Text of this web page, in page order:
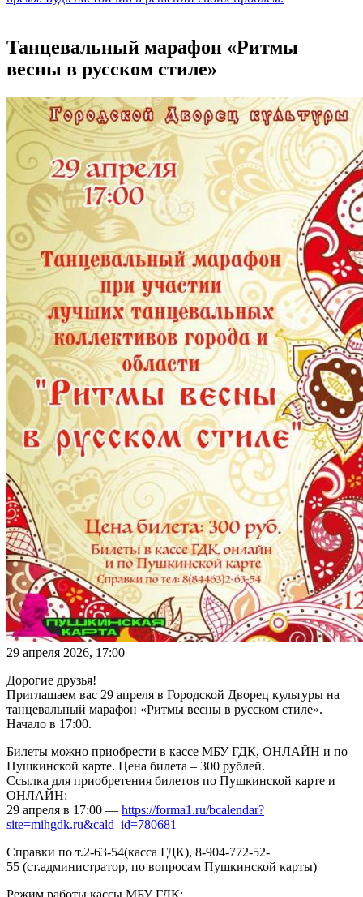
Танцевальный марафон «Ритмы
весны в русском стиле»
29 апреля 2026, 17:00
Дорогие друзья!
Приглашаем вас 29 апреля в Городской Дворец культуры на
танцевальный марафон «Ритмы весны в русском стиле».
Начало в 17:00.
Билеты можно приобрести в кассе МБУ ГДК, ОНЛАЙН и по
Пушкинской карте. Цена билета – 300 рублей.
Ссылка для приобретения билетов по Пушкинской карте и
ОНЛАЙН:
29 апреля в 17:00 — https://forma1.ru/bcalendar?
site=mihgdk.ru&cald_id=780681
Справки по т.2-63-54(касса ГДК), 8-904-772-52-
55 (ст.администратор, по вопросам Пушкинской карты)
Режим работы кассы МБУ ГДК: